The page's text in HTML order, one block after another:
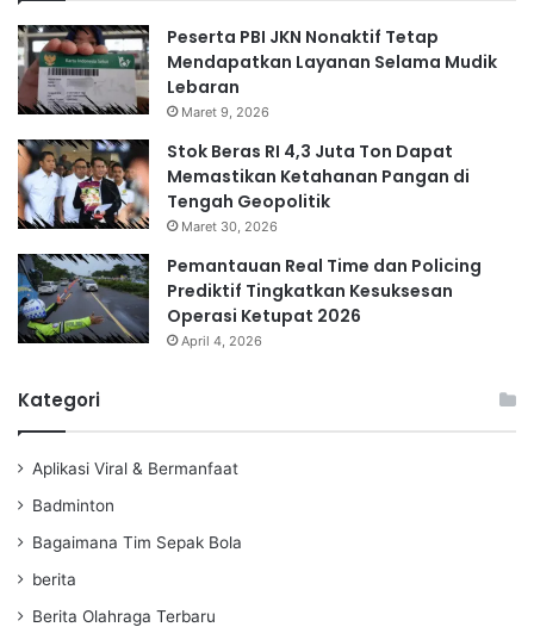
Peserta PBI JKN Nonaktif Tetap
Mendapatkan Layanan Selama Mudik
Lebaran
Maret 9, 2026
Stok Beras RI 4,3 Juta Ton Dapat
Memastikan Ketahanan Pangan di
Tengah Geopolitik
Maret 30, 2026
Pemantauan Real Time dan Policing
Prediktif Tingkatkan Kesuksesan
Operasi Ketupat 2026
April 4, 2026
Kategori
Aplikasi Viral & Bermanfaat
Badminton
Bagaimana Tim Sepak Bola
berita
Berita Olahraga Terbaru